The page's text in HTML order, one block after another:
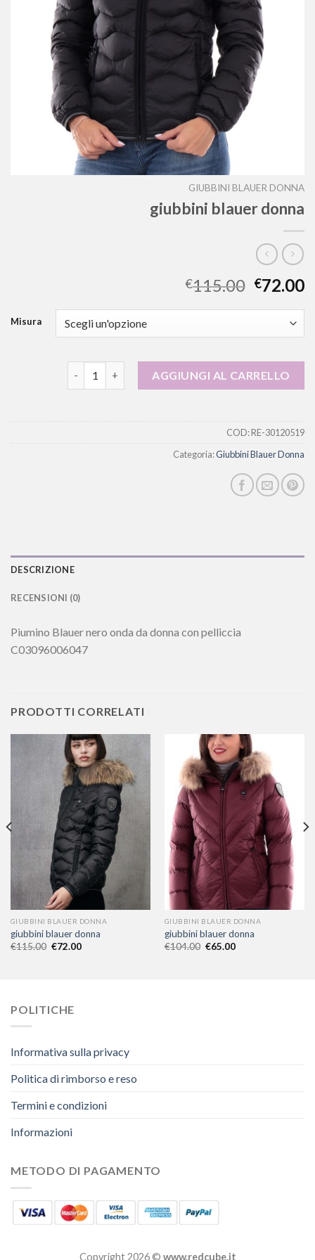
GIUBBINI BLAUER DONNA
giubbini blauer donna
€115.00 €72.00
Misura
AGGIUNGI AL CARRELLO
COD:RE-30120519
Categoria:Giubbini Blauer Donna
DESCRIZIONE
RECENSIONI (0)
Piumino Blauer nero onda da donna con pelliccia
C03096006047
PRODOTTI CORRELATI
GIUBBINI BLAUER DONNA
giubbini blauer donna
€115.00 €72.00
GIUBBINI BLAUER DONNA
giubbini blauer donna
€104.00 €65.00
POLITICHE
Informativa sulla privacy
Politica di rimborso e reso
Termini e condizioni
Informazioni
METODO DI PAGAMENTO
Copyright 2026 © www.redcube.it